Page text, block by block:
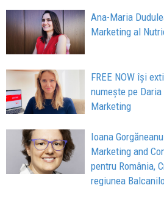
Ana-Maria
Marketing al
FREE NOW își
numește pe
Marketing
Ioana
Marketing and
pentru România,
regiunea